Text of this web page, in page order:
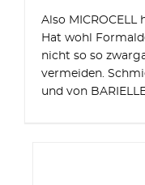
Also
Hat wohl
nicht so so
vermeiden.
und von